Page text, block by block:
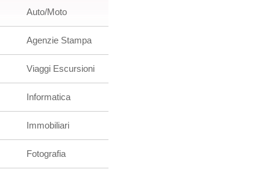
Auto/Moto
Agenzie Stampa
Viaggi Escursioni
Informatica
Immobiliari
Fotografia